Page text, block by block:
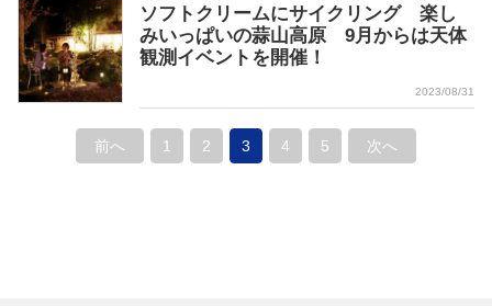
ソフトクリームにサイクリング 楽し
みいっぱいの蒜山高原 9月からは天体
観測イベントを開催！
2023/08/31
前へ 1 2 3 4 5 次へ